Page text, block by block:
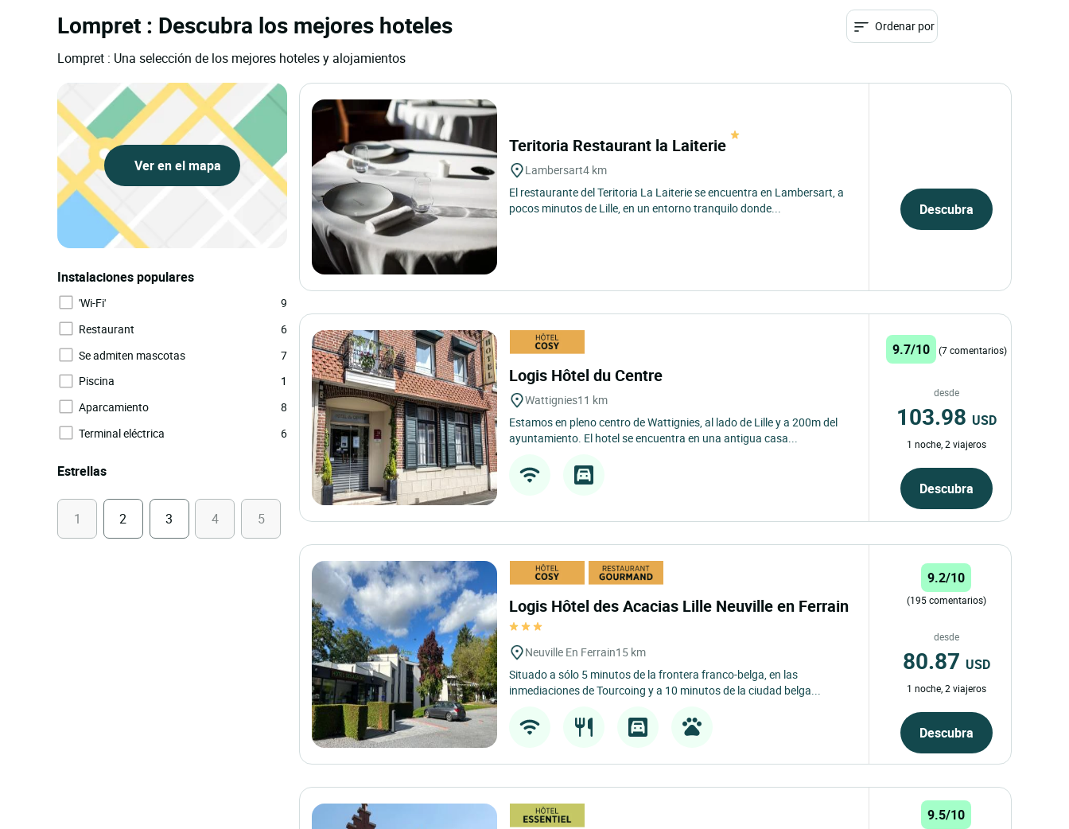
Lompret : Descubra los mejores hoteles
Lompret : Una selección de los mejores hoteles y alojamientos
Ordenar por
Ver en el mapa
Instalaciones populares
'Wi-Fi'
9
Restaurant
6
Se admiten mascotas
7
Piscina
1
Aparcamiento
8
Terminal eléctrica
6
Estrellas
1 2 3 4 5
Teritoria Restaurant la Laiterie
Lambersart4 km
El restaurante del Teritoria La Laiterie se encuentra en Lambersart, a
pocos minutos de Lille, en un entorno tranquilo donde...
Descubra
Logis Hôtel du Centre
Wattignies11 km
Estamos en pleno centro de Wattignies, al lado de Lille y a 200m del
ayuntamiento. El hotel se encuentra en una antigua casa...
9.7/10 (7 comentarios)
desde
103.98 USD
1 noche, 2 viajeros
Descubra
Logis Hôtel des Acacias Lille Neuville en Ferrain
Neuville En Ferrain15 km
Situado a sólo 5 minutos de la frontera franco-belga, en las
inmediaciones de Tourcoing y a 10 minutos de la ciudad belga...
9.2/10
(195 comentarios)
desde
80.87 USD
1 noche, 2 viajeros
Descubra
9.5/10